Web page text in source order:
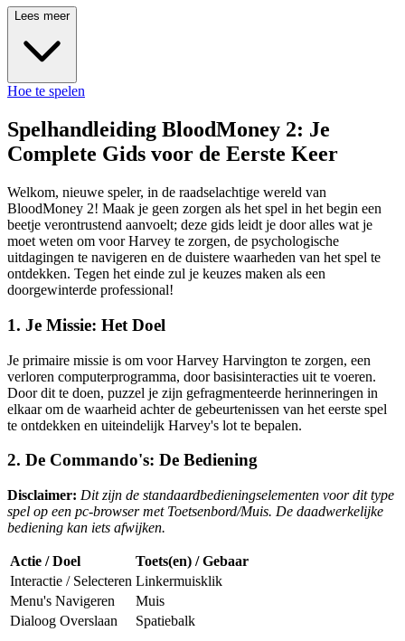
Lees meer
Hoe te spelen
Spelhandleiding BloodMoney 2: Je
Complete Gids voor de Eerste Keer
Welkom, nieuwe speler, in de raadselachtige wereld van
BloodMoney 2! Maak je geen zorgen als het spel in het begin een
beetje verontrustend aanvoelt; deze gids leidt je door alles wat je
moet weten om voor Harvey te zorgen, de psychologische
uitdagingen te navigeren en de duistere waarheden van het spel te
ontdekken. Tegen het einde zul je keuzes maken als een
doorgewinterde professional!
1. Je Missie: Het Doel
Je primaire missie is om voor Harvey Harvington te zorgen, een
verloren computerprogramma, door basisinteracties uit te voeren.
Door dit te doen, puzzel je zijn gefragmenteerde herinneringen in
elkaar om de waarheid achter de gebeurtenissen van het eerste spel
te ontdekken en uiteindelijk Harvey's lot te bepalen.
2. De Commando's: De Bediening
Disclaimer: Dit zijn de standaardbedieningselementen voor dit type
spel op een pc-browser met Toetsenbord/Muis. De daadwerkelijke
bediening kan iets afwijken.
Actie / Doel
Toets(en) / Gebaar
Interactie / Selecteren Linkermuisklik
Menu's Navigeren
Muis
Dialoog Overslaan
Spatiebalk